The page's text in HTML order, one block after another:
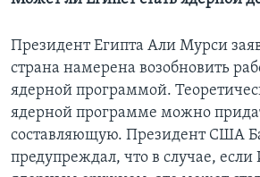
Президент Египта Али Мурси
страна намерена возобновить
ядерной программой.
ядерной программе можно
составляющую. Президент США
предупреждал, что в случае, если